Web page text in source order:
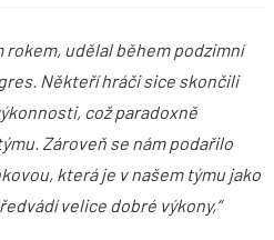
rokem, udělal během podzimní
Někteří hráči sice skončili
což paradoxně
Zároveň se nám podařilo
která je v našem týmu jako
velice dobré výkony,“